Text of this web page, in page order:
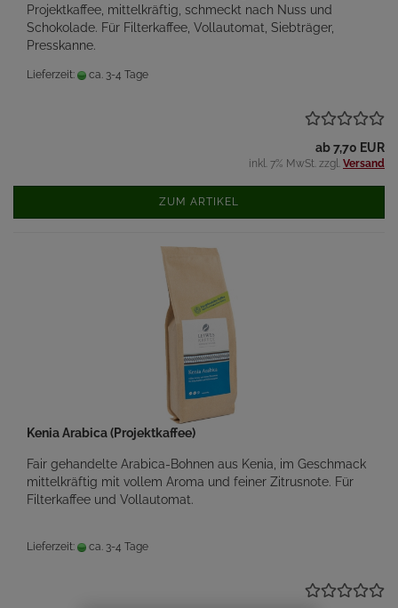
Projektkaffee, mittelkräftig, schmeckt nach Nuss und
Schokolade. Für Filterkaffee, Vollautomat, Siebträger,
Presskanne.
Lieferzeit: ca. 3-4 Tage
ab 7,70 EUR
inkl. 7% MwSt. zzgl. Versand
ZUM ARTIKEL
Kenia Arabica (Projektkaffee)
Fair gehandelte Arabica-Bohnen aus Kenia, im Geschmack
mittelkräftig mit vollem Aroma und feiner Zitrusnote. Für
Filterkaffee und Vollautomat.
Lieferzeit: ca. 3-4 Tage